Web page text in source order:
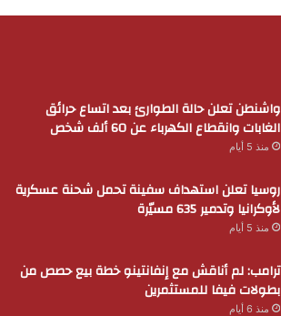
واشنطن تعلن حالة الطوارئ بعد اتساع حرائق
الغابات وانقطاع الكهرباء عن 60 ألف شخص
منذ 5 أيام
روسيا تعلن استهداف سفينة تحمل شحنة عسكرية
لأوكرانيا وتدمير 635 مسيّرة
منذ 5 أيام
ترامب: لم أناقش مع إنفانتينو خطة بيع حصص من
بطولات فيفا للمستثمرين
منذ 6 أيام